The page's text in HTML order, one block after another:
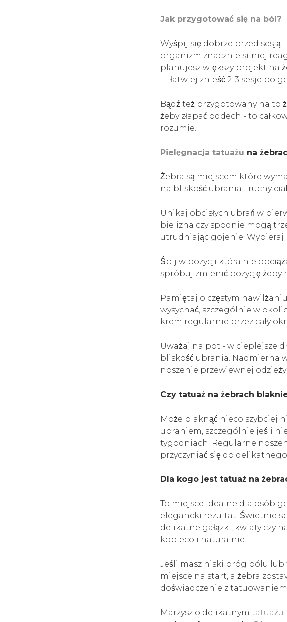
Jak przygotować się na ból?
Wyśpij się dobrze przed sesją
organizm znacznie silniej
planujesz większy projekt na
— łatwiej znieść 2-3 sesje po
Bądź też przygotowany na to
żeby złapać oddech - to
rozumie.
Pielęgnacja tatuażu na
Żebra są miejscem które
na bliskość ubrania i ruchy
Unikaj obcisłych ubrań w
bielizna czy spodnie mogą
utrudniając gojenie. Wybieraj
Śpij w pozycji która nie
spróbuj zmienić pozycję żeby
Pamiętaj o częstym
wysychać, szczególnie w
krem regularnie przez cały
Uważaj na pot - w cieplejsze
bliskość ubrania. Nadmierna
noszenie przewiewnej
Czy tatuaż na żebrach
Może blaknąć nieco szybciej
ubraniem, szczególnie jeśli
tygodniach. Regularne
przyczyniać się do
Dla kogo jest tatuaż na
To miejsce idealne dla osób
elegancki rezultat. Świetnie
delikatne gałązki, kwiaty czy
kobieco i naturalnie.
Jeśli masz niski próg bólu lub
miejsce na start, a żebra
doświadczenie z tatuowaniem.
Marzysz o delikatnym tatuażu